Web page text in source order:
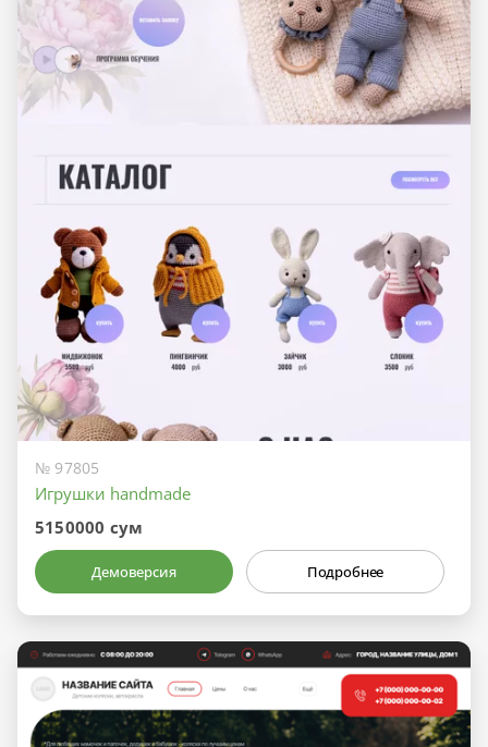
№ 97805
Игрушки handmade
5150000 сум
Демоверсия Подробнее